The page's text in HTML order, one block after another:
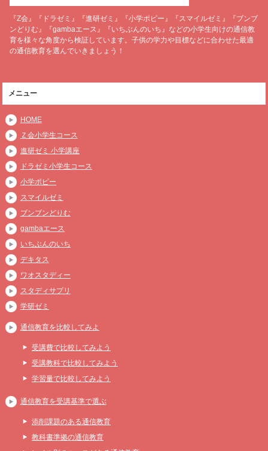
『Z会』『ドラゼミ』『進研ゼミ』『小学ポピー』『スマイルゼミ』『ブンブ
ンどりむ』『gambaエース』『いちぶんのいち』などの小学生向けの通信教
育を様々な角度から検証しています。子供の学力や目標などに合わせた最適
の通信教育を選んでいきましょう！
メニュー
HOME
Ｚ会小学生コース
進研ゼミ 小学講座
ドラゼミ小学生コース
小学ポピー
スマイルゼミ
ブンブンどりむ
gambaエース
いちぶんのいち
デキタス
ワオスタディー
スタディサプリ
学研ゼミ
通信教育を比較してみよ
受講費で比較してみよう
受講教科で比較してみよう
学習量で比較してみよう
通信教育を受講基準で選ぶ
添削課題のある通信教育
教科書準拠の通信教育